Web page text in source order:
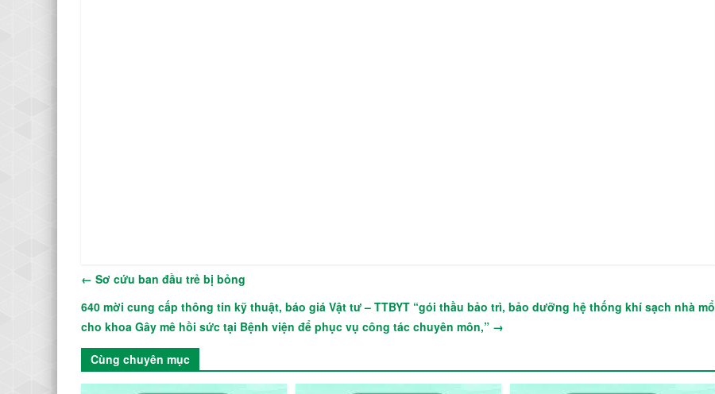
← Sơ cứu ban đầu trẻ bị bỏng
640 mời cung cấp thông tin kỹ thuật, báo giá Vật tư – TTBYT “gói thầu bảo trì, bảo dưỡng hệ thống khí sạch nhà mổ
cho khoa Gây mê hồi sức tại Bệnh viện để phục vụ công tác chuyên môn,” →
Cùng chuyên mục